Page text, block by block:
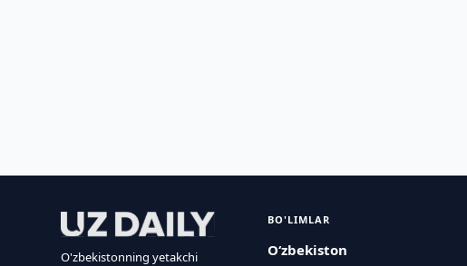
O'zbekistonning yetakchi
BO'LIMLAR
O‘zbekiston